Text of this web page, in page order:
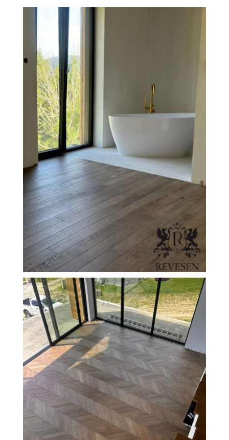
O Firmie Revesen
Kolekcje
Klasy Podłóg
Patronat
Cennik
Galeria
Gwarancja
FILEXO
Kontakt